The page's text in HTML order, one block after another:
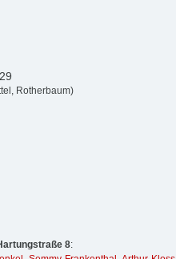
Rotherbaum)
8: